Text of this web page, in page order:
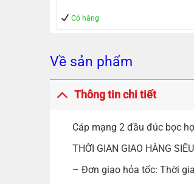
Có hàng
Về sản phẩm
Thông tin chi tiết
Cáp mạng 2 đầu đúc bọc
THỜI GIAN GIAO HÀNG
– Đơn giao hỏa tốc: Thời